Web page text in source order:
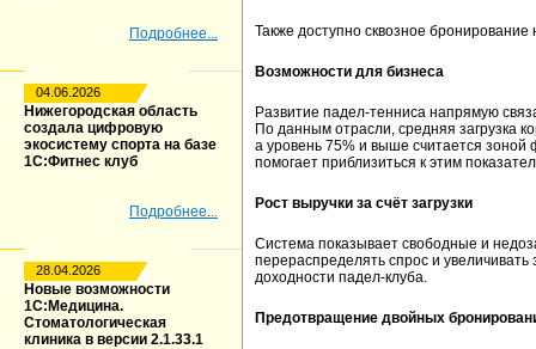
Подробнее...
04.06.2026
Нижегородская область
создала цифровую
экосистему спорта на базе
1С:Фитнес клуб
Подробнее...
28.04.2026
Новые возможности
1С:Медицина.
Стоматологическая
клиника в версии 2.1.33.1
Также доступно сквозное бронирование
Возможности для бизнеса
Развитие падел-тенниса напрямую
По данным отрасли, средняя загрузка
а уровень 75% и выше считается
помогает приблизиться к этим
Рост выручки за счёт загрузки
Система показывает свободные и
перераспределять спрос и
доходности падел-клуба.
Предотвращение двойных